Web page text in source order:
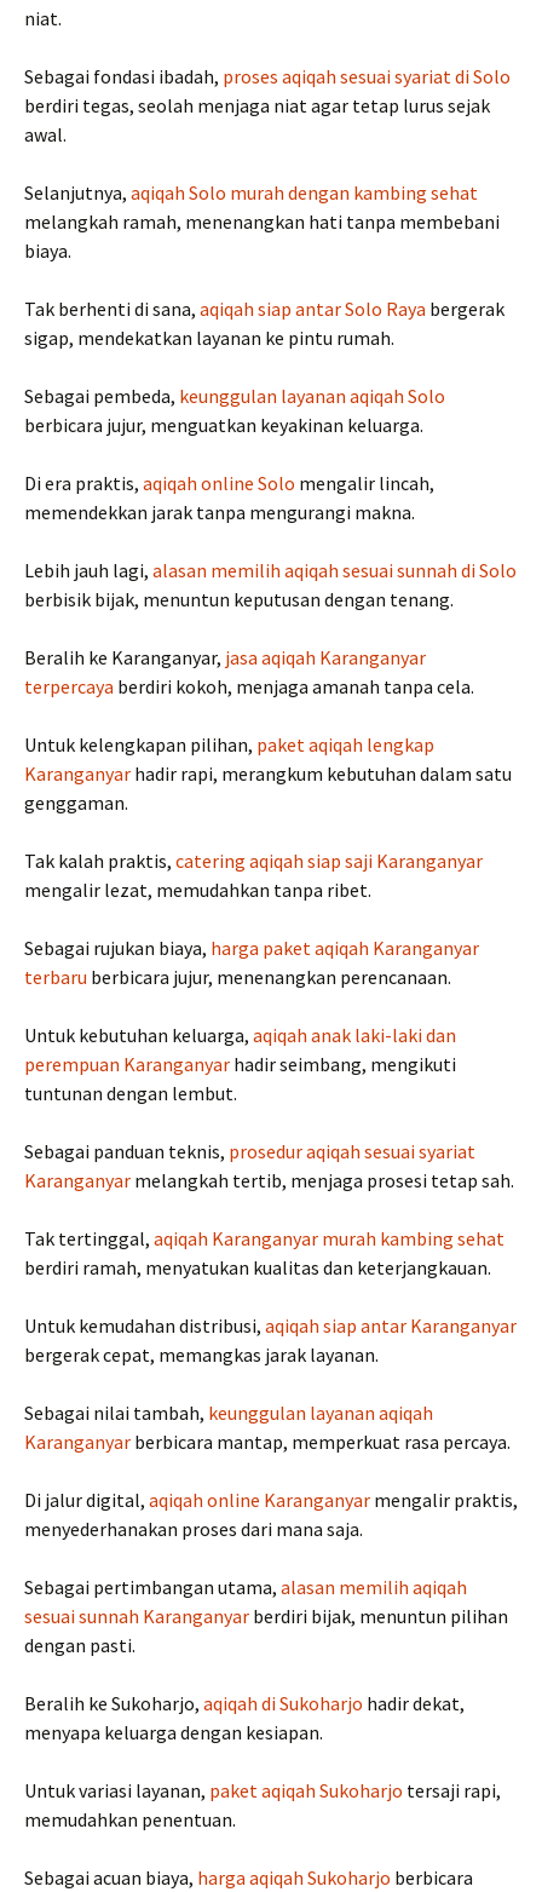
niat.
Sebagai fondasi ibadah, proses aqiqah sesuai syariat di Solo
berdiri tegas, seolah menjaga niat agar tetap lurus sejak
awal.
Selanjutnya, aqiqah Solo murah dengan kambing sehat
melangkah ramah, menenangkan hati tanpa membebani
biaya.
Tak berhenti di sana, aqiqah siap antar Solo Raya bergerak
sigap, mendekatkan layanan ke pintu rumah.
Sebagai pembeda, keunggulan layanan aqiqah Solo
berbicara jujur, menguatkan keyakinan keluarga.
Di era praktis, aqiqah online Solo mengalir lincah,
memendekkan jarak tanpa mengurangi makna.
Lebih jauh lagi, alasan memilih aqiqah sesuai sunnah di Solo
berbisik bijak, menuntun keputusan dengan tenang.
Beralih ke Karanganyar, jasa aqiqah Karanganyar
terpercaya berdiri kokoh, menjaga amanah tanpa cela.
Untuk kelengkapan pilihan, paket aqiqah lengkap
Karanganyar hadir rapi, merangkum kebutuhan dalam satu
genggaman.
Tak kalah praktis, catering aqiqah siap saji Karanganyar
mengalir lezat, memudahkan tanpa ribet.
Sebagai rujukan biaya, harga paket aqiqah Karanganyar
terbaru berbicara jujur, menenangkan perencanaan.
Untuk kebutuhan keluarga, aqiqah anak laki-laki dan
perempuan Karanganyar hadir seimbang, mengikuti
tuntunan dengan lembut.
Sebagai panduan teknis, prosedur aqiqah sesuai syariat
Karanganyar melangkah tertib, menjaga prosesi tetap sah.
Tak tertinggal, aqiqah Karanganyar murah kambing sehat
berdiri ramah, menyatukan kualitas dan keterjangkauan.
Untuk kemudahan distribusi, aqiqah siap antar Karanganyar
bergerak cepat, memangkas jarak layanan.
Sebagai nilai tambah, keunggulan layanan aqiqah
Karanganyar berbicara mantap, memperkuat rasa percaya.
Di jalur digital, aqiqah online Karanganyar mengalir praktis,
menyederhanakan proses dari mana saja.
Sebagai pertimbangan utama, alasan memilih aqiqah
sesuai sunnah Karanganyar berdiri bijak, menuntun pilihan
dengan pasti.
Beralih ke Sukoharjo, aqiqah di Sukoharjo hadir dekat,
menyapa keluarga dengan kesiapan.
Untuk variasi layanan, paket aqiqah Sukoharjo tersaji rapi,
memudahkan penentuan.
Sebagai acuan biaya, harga aqiqah Sukoharjo berbicara